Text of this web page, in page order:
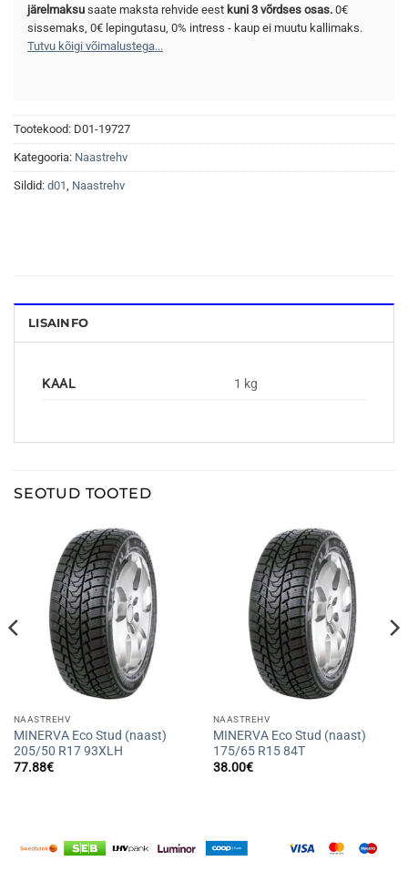
järelmaksu saate maksta rehvide eest kuni 3 võrdses osas. 0€
sissemaks, 0€ lepingutasu, 0% intress - kaup ei muutu kallimaks.
Tutvu kõigi võimalustega...
Tootekood: D01-19727
Kategooria: Naastrehv
Sildid: d01, Naastrehv
LISAINFO
KAAL 1 kg
SEOTUD TOOTED
NAASTREHV
MINERVA Eco Stud (naast)
205/50 R17 93XLH
77.88€
NAASTREHV
MINERVA Eco Stud (naast)
175/65 R15 84T
38.00€